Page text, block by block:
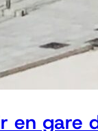
en gare